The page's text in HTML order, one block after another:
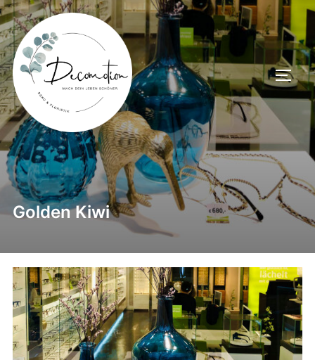
Zum
Inhalt
springen
Golden Kiwi